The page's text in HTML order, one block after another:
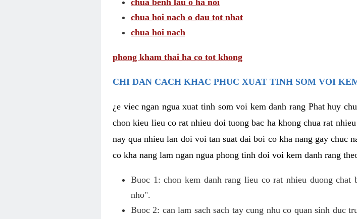
chua hoi nach o dau tot nhat
chua hoi nach
phong kham thai ha co tot khong
CHI DAN CACH KHAC PHUC XUAT TINH SOM VOI
¿e viec ngan ngua xuat tinh som voi kem danh rang Phat huy
chon kieu lieu co rat nhieu doi tuong bac ha khong chua rat
nay qua nhieu lan doi voi tan suat dai boi co kha nang gay chuc
co kha nang lam ngan ngua phong tinh doi voi kem danh rang
Buoc 1: chon kem danh rang lieu co rat nhieu duong
nho".
Buoc 2: can lam sach sach tay cung nhu co quan sinh duc